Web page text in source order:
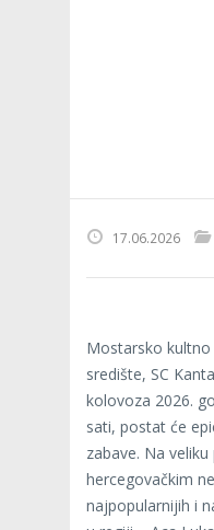
17.06.2026
Mostarsko
središte, SC
kolovoza 2026.
sati, postat će
zabave. Na
hercegovačkim
najpopularnijih i